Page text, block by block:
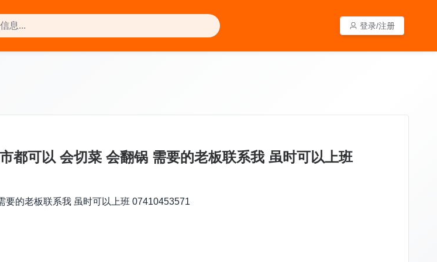
登录/注册
登录/注册
都可以 会切菜 会翻锅 需要的老板联系我 虽时可以上班
要的老板联系我 虽时可以上班 07410453571